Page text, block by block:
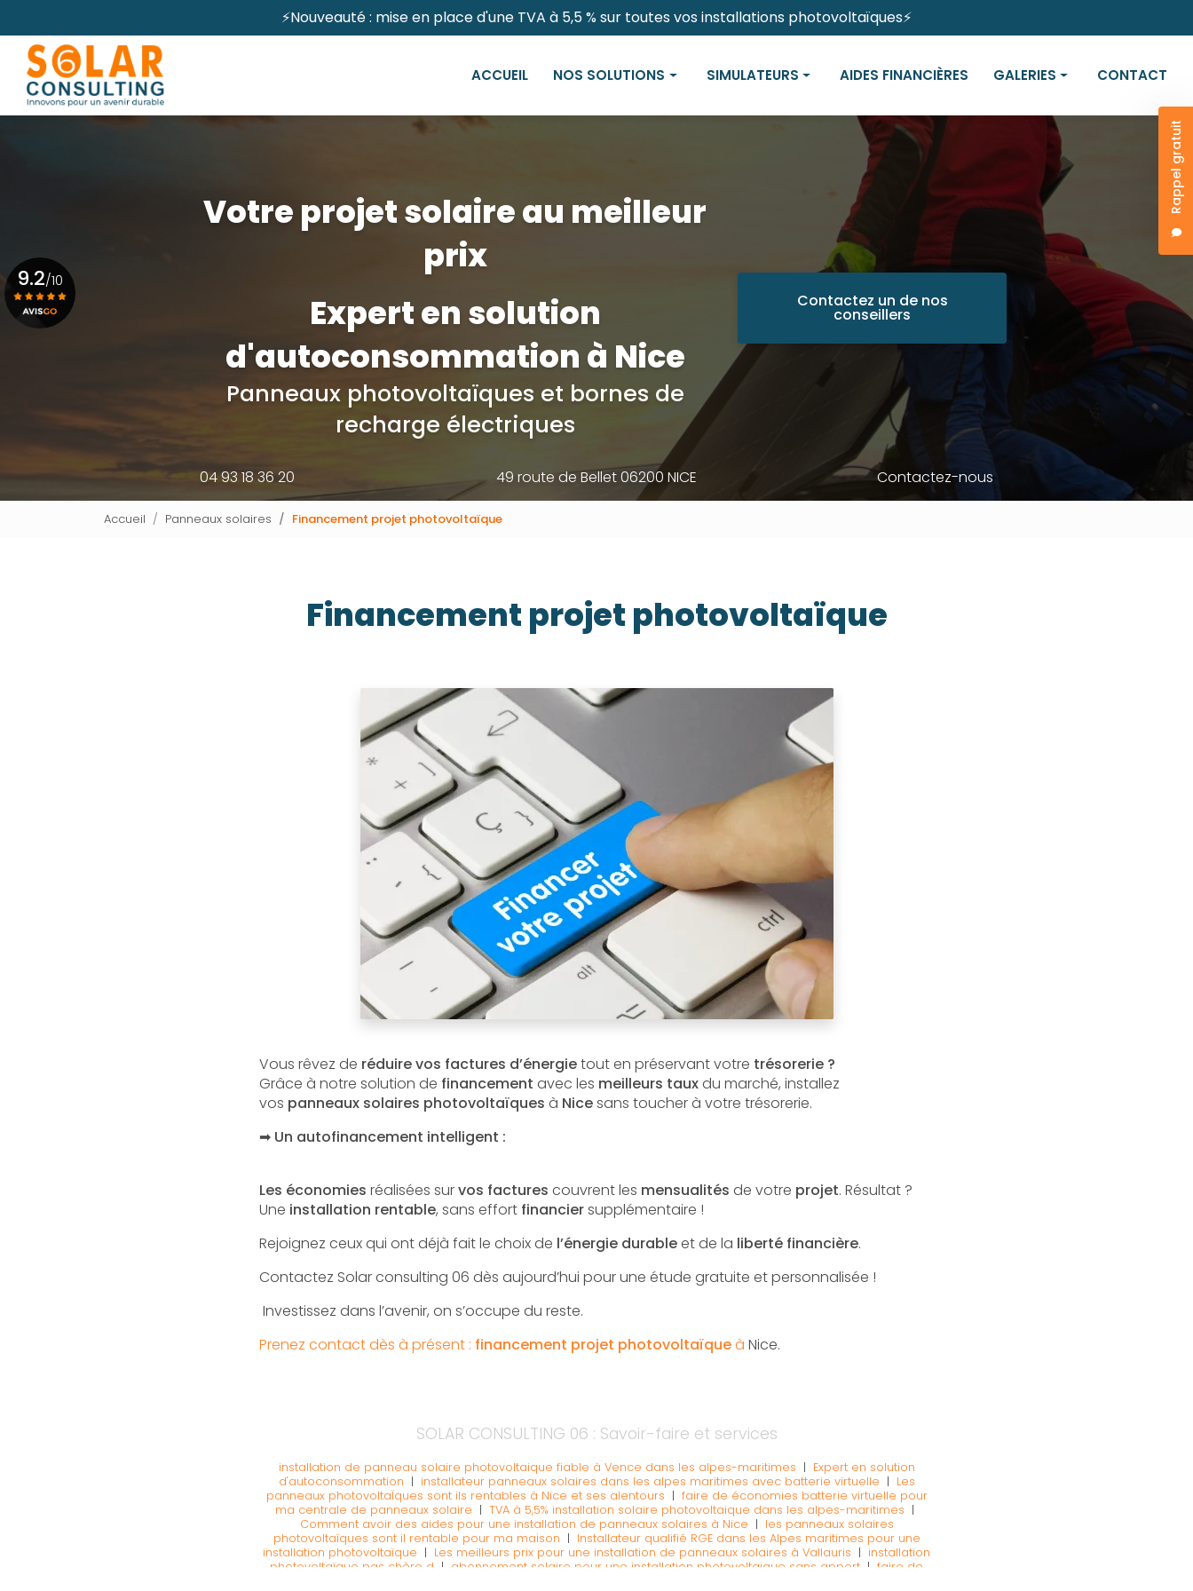
contenu
principal
⚡Nouveauté : mise en place d'une TVA à 5,5 % sur toutes vos installations photovoltaïques⚡
Rappel gratuit
ACCUEIL NOS SOLUTIONS
Carports solaires
Pergolas solaires
SIMULATEURS
Panneaux Photovoltaïques
AIDES FINANCIÈRES GALERIES
Panneaux solaires
Bornes de recharges électriques
CONTACT
Votre projet solaire au meilleur
prix
Expert en solution
d'autoconsommation à Nice
Panneaux photovoltaïques et bornes de
recharge électriques
Contactez un de nos
conseillers
04 93 18 36 20 49 route de Bellet 06200 NICE Contactez-nous
9.2/10
Accueil Panneaux solaires Financement projet photovoltaïque
Financement projet photovoltaïque
Vous rêvez de réduire vos factures d’énergietout en préservant votre trésorerie ?
Grâce à notre solution de financement avec les meilleurs tauxdu marché, installez
vos panneaux solaires photovoltaïques à Nicesans toucher à votre trésorerie.
➡ Un autofinancement intelligent :
Les économies réalisées survos factures couvrent les mensualités de votre projet. Résultat ?
Une installation rentable, sans effort financiersupplémentaire !
Rejoignez ceux qui ont déjà fait le choix de l’énergie durableet de la liberté financière.
Contactez Solar consulting 06 dès aujourd’hui pour une étude gratuite et personnalisée !
Investissez dans l’avenir, on s’occupe du reste.
Prenez contact dès à présent : financement projet photovoltaïqueà Nice.
SOLAR CONSULTING 06 : Savoir-faire et services
installation de panneau solaire photovoltaique fiable à Vence dans les alpes-maritimes | Expert en solution
d'autoconsommation | installateur panneaux solaires dans les alpes maritimes avec batterie virtuelle | Les
panneaux photovoltaÏques sont ils rentables à Nice et ses alentours | faire de économies batterie virtuelle pour
ma centrale de panneaux solaire | TVA à 5,5% installation solaire photovoltaique dans les alpes-maritimes |
Comment avoir des aides pour une installation de panneaux solaires à Nice | les panneaux solaires
photovoltaïques sont il rentable pour ma maison | Installateur qualifié RGE dans les Alpes maritimes pour une
installation photovoltaïque | Les meilleurs prix pour une installation de panneaux solaires à Vallauris | installation
photovoltaïque pas chère d | abonnement solaire pour une installation photovoltaique sans apport | faire de